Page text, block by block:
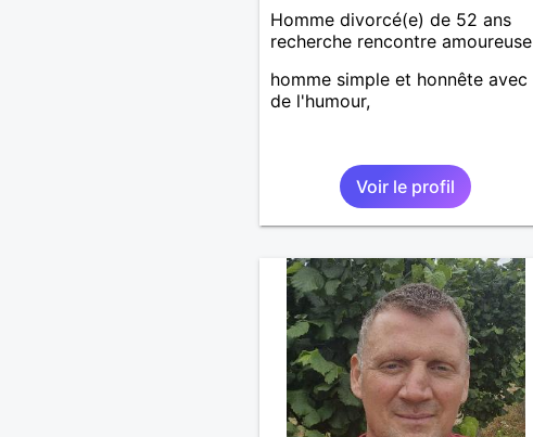
Homme divorcé(e) de 52 ans
recherche rencontre amoureuse
homme simple et honnête avec
de l'humour,
Voir le profil